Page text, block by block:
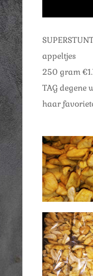
appeltjes
250 gram
TAG degene
haar